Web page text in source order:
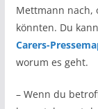
Mettmann nach,
könnten. Du
Carers-
worum es geht.
– Wenn du